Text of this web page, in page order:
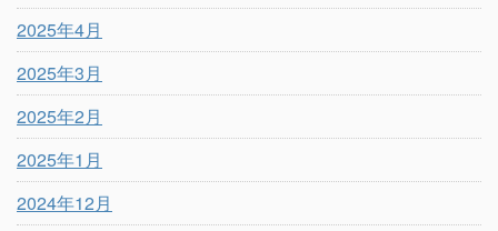
2025年4月
2025年3月
2025年2月
2025年1月
2024年12月